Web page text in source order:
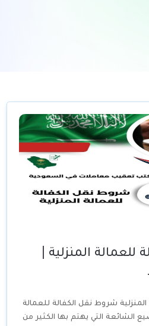
المنزلية |
شروط نقل الكفالة للعمالة
الشائعة التي يهتم بها الكثير من